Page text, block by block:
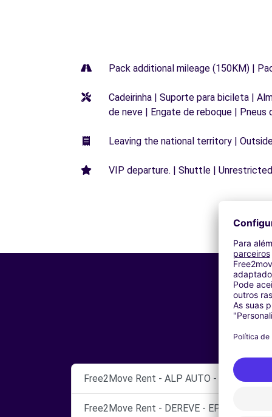
Pack additional mileage (150KM) |
Cadeirinha | Suporte para bicileta |
de neve | Engate de reboque | Pneus
Leaving the national territory |
VIP departure. | Shuttle |
Free2Move Rent - ALP AUTO - SEVRIER (C)
Free2Move Rent - DEREVE - EPAGNY (C)